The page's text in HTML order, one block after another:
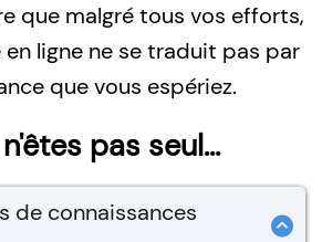
que malgré tous vos efforts,
ligne ne se traduit pas par
que vous espériez.
pas seul...
de connaissances